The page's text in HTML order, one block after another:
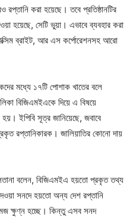
রপ্তানি করা হয়েছে। তবে প্রতিষ্ঠানটির
হয়েছে, সেটি ভুয়া। এভাবে ব্যবহার করা
ব্রাইট, আর এস কর্পোরেশনসহ আরো
মধ্যে ১৭টি পোশাক খাতের বলে
বিজিএমইএকে দিয়ে এ বিষয়ে
হয়। ইপিবি সূত্র জানিয়েছে, জবাবে
রপ্তানিকারক। জালিয়াতির কোনো দায়
বলেন, বিজিএমইএ হয়তো প্রকৃত তথ্য
সনদে হয়তো অন্য দেশ রপ্তানি
ক্ষুণ্ন হচ্ছে। কিন্তু এসব সনদ